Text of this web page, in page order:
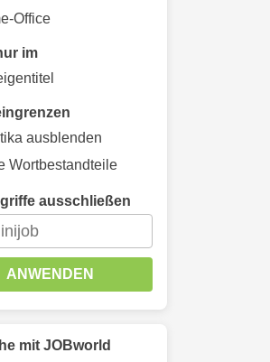
Office
im
ausblenden
Wortbestandteile
ausschließen
ANWENDEN
mit JOBworld